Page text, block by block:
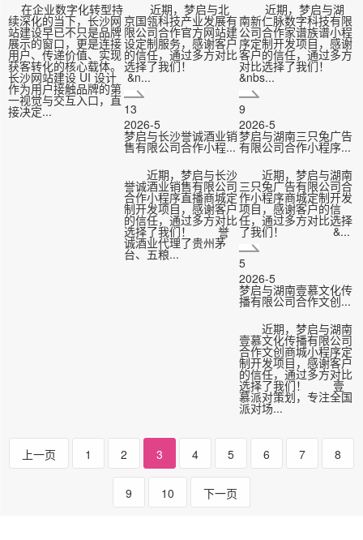
在企业数字化转型持
续深化的当下，长沙网
站建设早已不只是品牌
展示的窗口，更是连接
用户、传递价值、实现
获客转化的核心载体。
长沙网站建设 UI 设计
作为用户接触品牌的第
一视觉与交互入口，直
接决定...
近期，梦启与北
京国瓴科技产业发展有
限公司合作官方网站建
设定制服务，感谢客户
的信任，通过多方对比
选择了我们！
&n...
近期，梦启与湖
南新仁脉数字科技有限
公司合作家谱族谱小程
序定制开发项目，感谢
客户的信任，通过多方
对比选择了我们！
&nbs...
13
2026-5
梦启与长沙誉诚酒业销
售有限公司合作小程...
近期，梦启与长沙
誉诚酒业销售有限公司
合作小程序直播商城定
制开发项目，感谢客户
的信任，通过多方对比
选择了我们！ 誉
诚酒业代理了贵州茅
台、五粮...
9
2026-5
梦启与湖南三只兔广告
有限公司合作小程序...
近期，梦启与湖南
三只兔广告有限公司合
作小程序商城定制开发
项目，感谢客户的信
任，通过多方对比选择
了我们！ &...
5
2026-5
梦启与湖南壹慕文化传
播有限公司合作文创...
近期，梦启与湖南
壹慕文化传播有限公司
合作文创商城小程序定
制开发项目，感谢客户
的信任，通过多方对比
选择了我们！ 壹
慕派对策划，专注全国
派对场...
上一页 1 2 3 4 5 6 7 8
9 10 下一页